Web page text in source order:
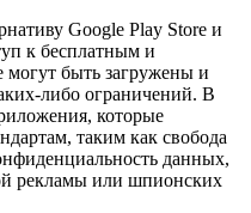
Google Play Store и
к бесплатным и
быть загружены и
либо ограничений. В
которые
таким как свобода
данных,
рекламы или шпионских